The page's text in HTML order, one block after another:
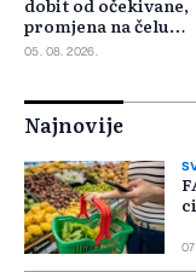
dobit od očekivane,
promjena na čelu
poslovanja u SAD-u
05. 08. 2026.
Najnovije